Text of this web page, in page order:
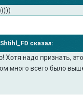
сказал:
Хотя надо признать,
много всего было